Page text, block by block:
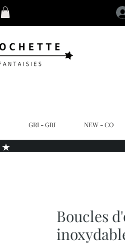
GRI - GRI NEW - CO
Boucles
★